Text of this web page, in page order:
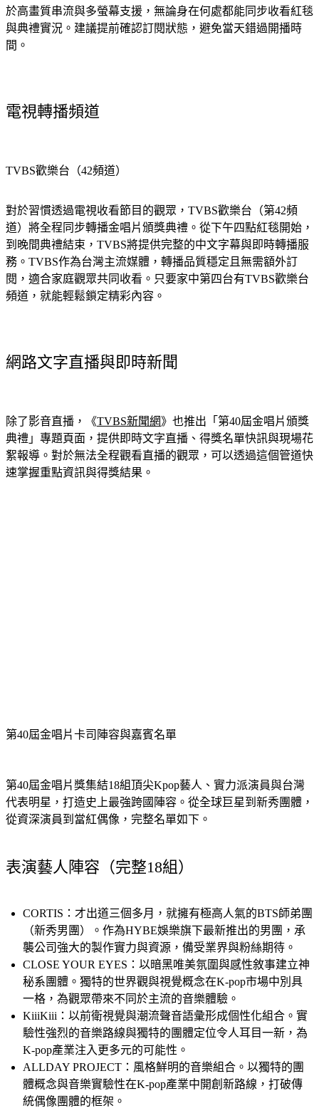
於高畫質串流與多螢幕支援，無論身在何處都能同步收看紅毯
與典禮實況。建議提前確認訂閱狀態，避免當天錯過開播時
間。
電視轉播頻道
TVBS歡樂台（42頻道）
對於習慣透過電視收看節目的觀眾，TVBS歡樂台（第42頻
道）將全程同步轉播金唱片頒獎典禮。從下午四點紅毯開始，
到晚間典禮結束，TVBS將提供完整的中文字幕與即時轉播服
務。TVBS作為台灣主流媒體，轉播品質穩定且無需額外訂
閱，適合家庭觀眾共同收看。只要家中第四台有TVBS歡樂台
頻道，就能輕鬆鎖定精彩內容。
網路文字直播與即時新聞
除了影音直播，《TVBS新聞網》也推出「第40屆金唱片頒獎
典禮」專題頁面，提供即時文字直播、得獎名單快訊與現場花
絮報導。對於無法全程觀看直播的觀眾，可以透過這個管道快
速掌握重點資訊與得獎結果。
第40屆金唱片卡司陣容與嘉賓名單
第40屆金唱片獎集結18組頂尖Kpop藝人、實力派演員與台灣
代表明星，打造史上最強跨國陣容。從全球巨星到新秀團體，
從資深演員到當紅偶像，完整名單如下。
表演藝人陣容（完整18組）
CORTIS： 才出道三個多月，就擁有極高人氣的BTS師弟團
（新秀男團）。作為HYBE娛樂旗下最新推出的男團，承
襲公司強大的製作實力與資源，備受業界與粉絲期待。
CLOSE YOUR EYES： 以暗黑唯美氛圍與感性敘事建立神
秘系團體。獨特的世界觀與視覺概念在K-pop市場中別具
一格，為觀眾帶來不同於主流的音樂體驗。
KiiiKiii： 以前衛視覺與潮流聲音語彙形成個性化組合。實
驗性強烈的音樂路線與獨特的團體定位令人耳目一新，為
K-pop產業注入更多元的可能性。
ALLDAY PROJECT： 風格鮮明的音樂組合。以獨特的團
體概念與音樂實驗性在K-pop產業中開創新路線，打破傳
統偶像團體的框架。